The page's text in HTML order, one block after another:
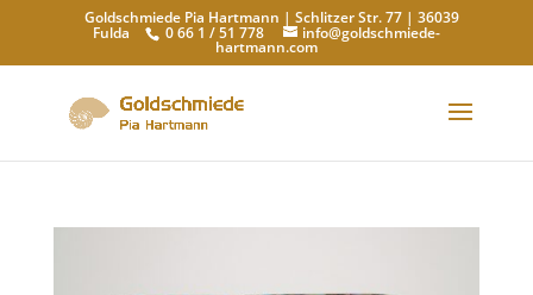
Goldschmiede Pia Hartmann | Schlitzer Str. 77 | 36039
Fulda 0 66 1 / 51 778 info@goldschmiede-
hartmann.com